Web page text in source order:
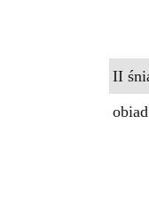
II
obiad